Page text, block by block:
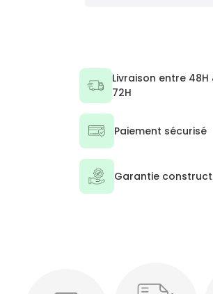
Livraison entre 48H
72H
Paiement sécurisé
Garantie